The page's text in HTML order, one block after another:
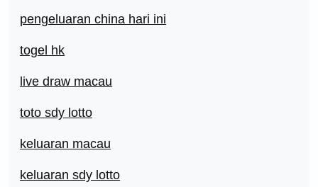
pengeluaran china hari ini
togel hk
live draw macau
toto sdy lotto
keluaran macau
keluaran sdy lotto